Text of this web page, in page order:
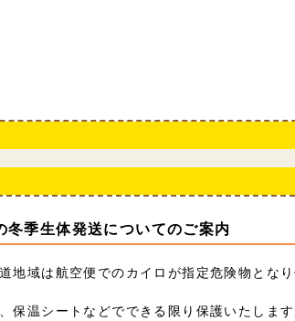
冬季生体発送についてのご案内
地域は航空便でのカイロが指定危険物とな
保温シートなどでできる限り保護いたしま